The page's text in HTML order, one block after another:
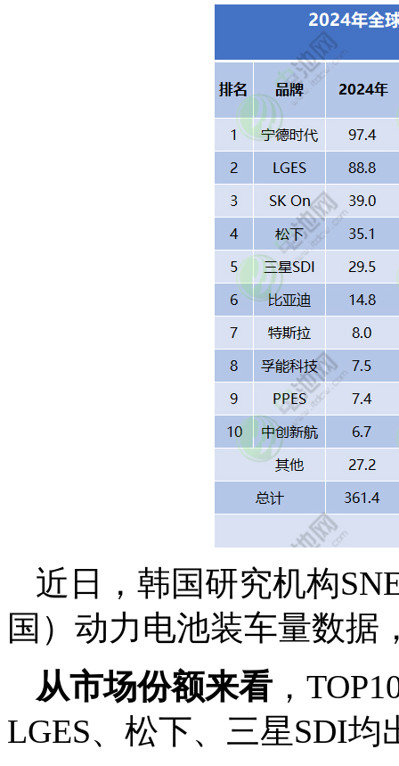
近日，韩国研究机构
国）动力电池装车量数据
从市场份额来看 ，
LGES、松下、三星SDI